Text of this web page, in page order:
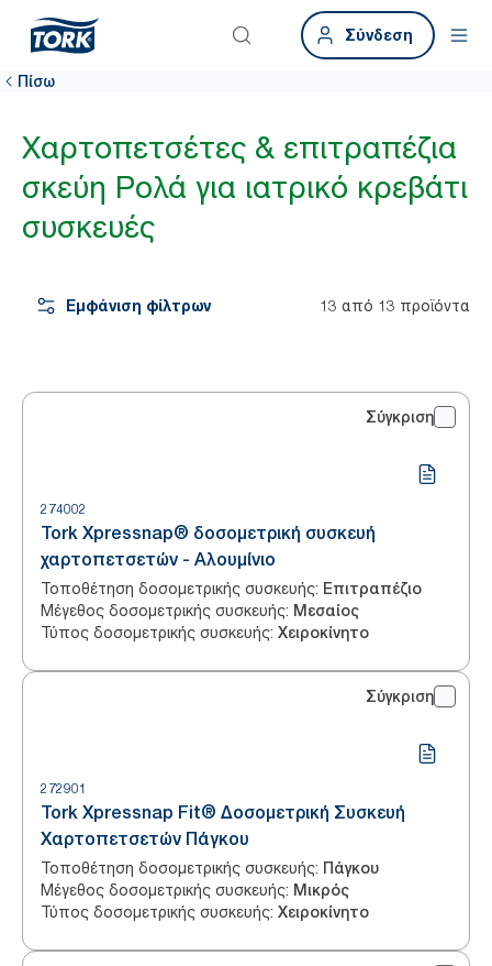
Σύνδεση
Πίσω
Χαρτοπετσέτες & επιτραπέζια
σκεύη Ρολά για ιατρικό κρεβάτι
συσκευές
Εμφάνιση φίλτρων 13 από 13 προϊόντα
Σύγκριση
274002
Tork Xpressnap® δοσομετρική συσκευή
χαρτοπετσετών - Αλουμίνιο
Τοποθέτηση δοσομετρικής συσκευής: Επιτραπέζιο
Μέγεθος δοσομετρικής συσκευής: Μεσαίος
Τύπος δοσομετρικής συσκευής: Χειροκίνητο
Σύγκριση
272901
Tork Xpressnap Fit® Δοσομετρική Συσκευή
Χαρτοπετσετών Πάγκου
Τοποθέτηση δοσομετρικής συσκευής: Πάγκου
Μέγεθος δοσομετρικής συσκευής: Μικρός
Τύπος δοσομετρικής συσκευής: Χειροκίνητο